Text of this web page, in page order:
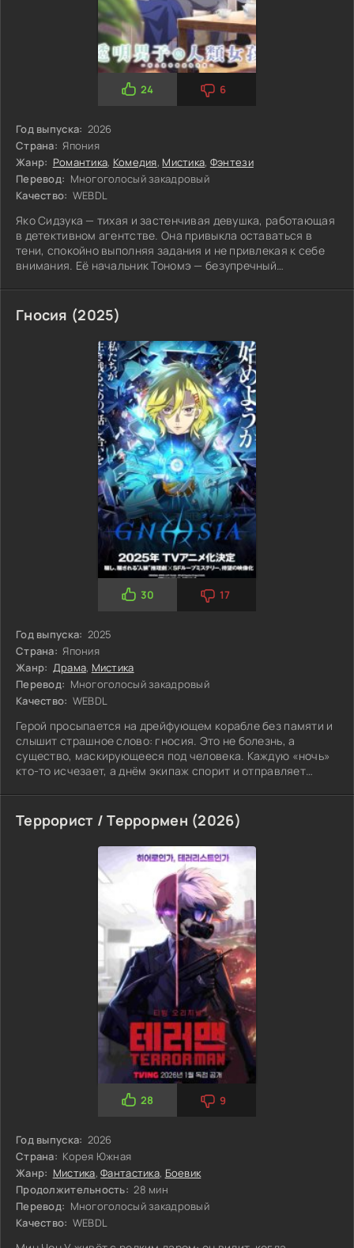
Год выпуска: 2026
Страна: Япония
Жанр: Романтика, Комедия, Мистика, Фэнтези
Перевод: Многоголосый закадровый
Качество: WEBDL
Яко Сидзука — тихая и застенчивая девушка, работающая
в детективном агентстве. Она привыкла оставаться в
тени, спокойно выполняя задания и не привлекая к себе
внимания. Её начальник Тономэ — безупречный
детектив, обладающий необычным даром: он невидим.
24 6
Гносия (2025)
Год выпуска: 2025
Страна: Япония
Жанр: Драма, Мистика
Перевод: Многоголосый закадровый
Качество: WEBDL
Герой просыпается на дрейфующем корабле без памяти и
слышит страшное слово: гносия. Это не болезнь, а
существо, маскирующееся под человека. Каждую «ночь»
кто-то исчезает, а днём экипаж спорит и отправляет
после развязки всё начинает сначала, меняются
30 17
Террорист / Террормен (2026)
Год выпуска: 2026
Страна: Корея Южная
Жанр: Мистика,Фантастика, Боевик
Продолжительность: 28 мин
Перевод: Многоголосый закадровый
Качество: WEBDL
28 9